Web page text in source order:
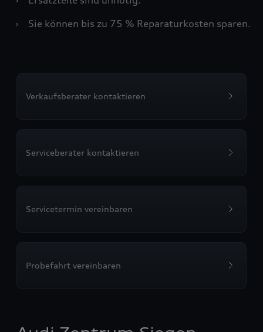
›
Sie können bis zu 75 % Reparaturkosten sparen.
Verkaufsberater kontaktieren
Serviceberater kontaktieren
Servicetermin vereinbaren
Probefahrt vereinbaren